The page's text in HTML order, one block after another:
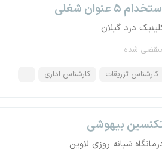
۵ عنوان شغلی
درد گیلان
شده
کارشناس تزریقات کارشناس اداری ...
بیهوشی
شبانه روزی لاوین